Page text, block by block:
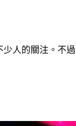
人的關注。不過